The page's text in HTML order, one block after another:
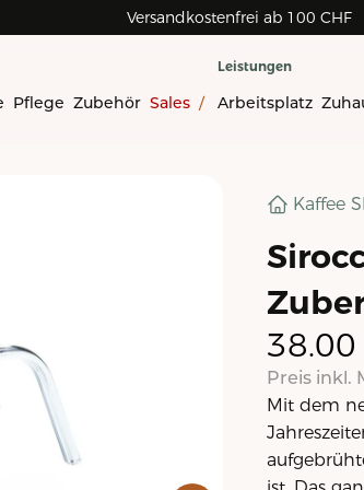
Versandkostenfrei ab 100 CHF
Pflege Zubehör Sales /
Leistungen
Arbeitsplatz
Kaffee
38.00
Preis inkl.
Mit dem